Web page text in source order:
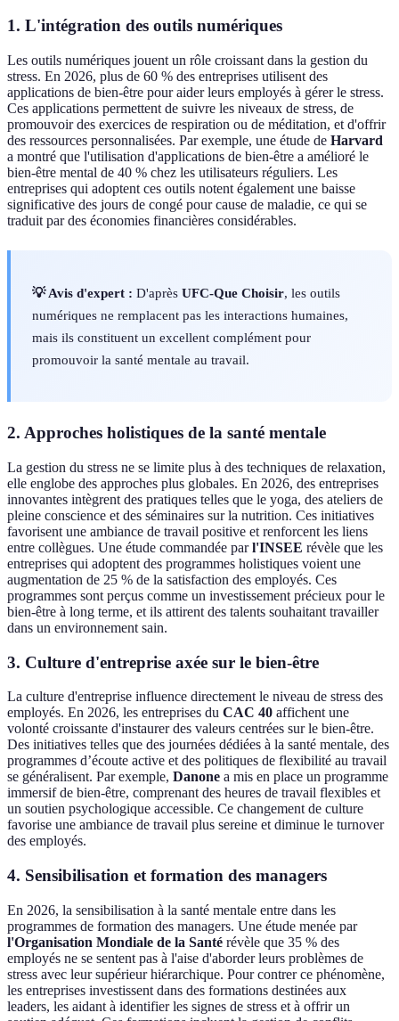
1. L'intégration des outils numériques
Les outils numériques jouent un rôle croissant dans la gestion du
stress. En 2026, plus de 60 % des entreprises utilisent des
applications de bien-être pour aider leurs employés à gérer le stress.
Ces applications permettent de suivre les niveaux de stress, de
promouvoir des exercices de respiration ou de méditation, et d'offrir
des ressources personnalisées. Par exemple, une étude de Harvard
a montré que l'utilisation d'applications de bien-être a amélioré le
bien-être mental de 40 % chez les utilisateurs réguliers. Les
entreprises qui adoptent ces outils notent également une baisse
significative des jours de congé pour cause de maladie, ce qui se
traduit par des économies financières considérables.
💡 Avis d'expert : D'après UFC-Que Choisir, les outils
numériques ne remplacent pas les interactions humaines,
mais ils constituent un excellent complément pour
promouvoir la santé mentale au travail.
2. Approches holistiques de la santé mentale
La gestion du stress ne se limite plus à des techniques de relaxation,
elle englobe des approches plus globales. En 2026, des entreprises
innovantes intègrent des pratiques telles que le yoga, des ateliers de
pleine conscience et des séminaires sur la nutrition. Ces initiatives
favorisent une ambiance de travail positive et renforcent les liens
entre collègues. Une étude commandée parl'INSEE révèle que les
entreprises qui adoptent des programmes holistiques voient une
augmentation de 25 % de la satisfaction des employés. Ces
programmes sont perçus comme un investissement précieux pour le
bien-être à long terme, et ils attirent des talents souhaitant travailler
dans un environnement sain.
3. Culture d'entreprise axée sur le bien-être
La culture d'entreprise influence directement le niveau de stress des
employés. En 2026, les entreprises du CAC 40 affichent une
volonté croissante d'instaurer des valeurs centrées sur le bien-être.
Des initiatives telles que des journées dédiées à la santé mentale, des
programmes d’écoute active et des politiques de flexibilité au travail
se généralisent. Par exemple, Danone a mis en place un programme
immersif de bien-être, comprenant des heures de travail flexibles et
un soutien psychologique accessible. Ce changement de culture
favorise une ambiance de travail plus sereine et diminue le turnover
des employés.
4. Sensibilisation et formation des managers
En 2026, la sensibilisation à la santé mentale entre dans les
programmes de formation des managers. Une étude menée par
l'Organisation Mondiale de la Santé révèle que 35 % des
employés ne se sentent pas à l'aise d'aborder leurs problèmes de
stress avec leur supérieur hiérarchique. Pour contrer ce phénomène,
les entreprises investissent dans des formations destinées aux
leaders, les aidant à identifier les signes de stress et à offrir un